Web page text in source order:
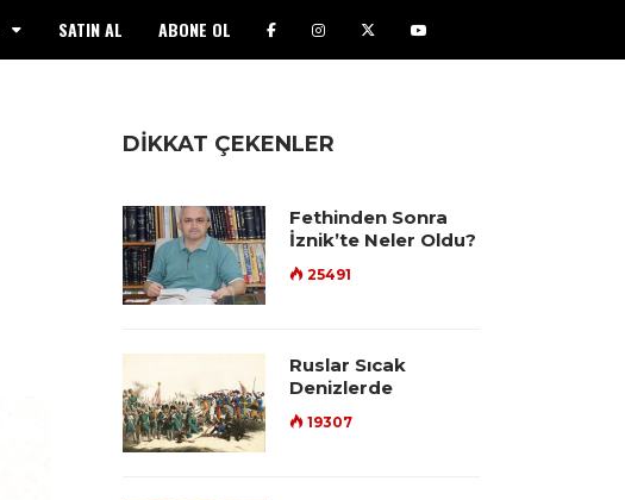
SATIN AL ABONE OL
DİKKAT ÇEKENLER
Fethinden Sonra
İznik’te Neler Oldu?
25491
Ruslar Sıcak
Denizlerde
19307